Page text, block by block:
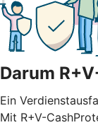
Darum
Ein
Mit R+V-